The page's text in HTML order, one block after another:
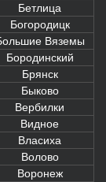
Бетлица
Богородицк
Вяземы
Бородинский
Брянск
Быково
Вербилки
Видное
Власиха
Волово
Воронеж